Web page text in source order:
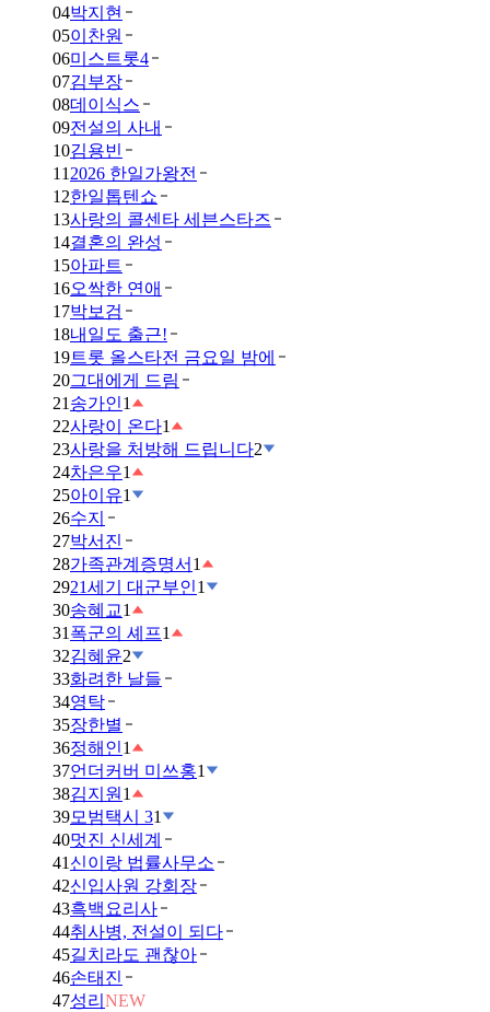
04박지현
05이찬원
06미스트롯4
07김부장
08데이식스
09전설의 사내
10김용빈
11 2026 한일가왕전
12한일톱텐쇼
13사랑의 콜센타 세븐스타즈
14결혼의 완성
15아파트
16오싹한 연애
17박보검
18내일도 출근!
19트롯 올스타전 금요일 밤에
20그대에게 드림
21 송가인1
22사랑이 온다1
23사랑을 처방해 드립니다2
24차은우1
25아이유1
26수지
27박서진
28가족관계증명서 1
2921세기 대군부인1
30송혜교1
31 폭군의 셰프1
32김혜윤2
33화려한 날들
34영탁
35장한별
36정해인1
37언더커버 미쓰홍1
38김지원 1
39모범택시 31
40멋진 신세계
41 신이랑 법률사무소
42신입사원 강회장
43흑백요리사
44취사병, 전설이 되다
45길치라도 괜찮아
46손태진
47성리 NEW